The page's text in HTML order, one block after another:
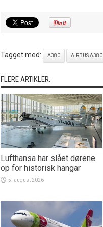
Tagget med: A380 AIRBUS A380
FLERE ARTIKLER:
Lufthansa har slået dørene
op for historisk hangar
5. august 2026